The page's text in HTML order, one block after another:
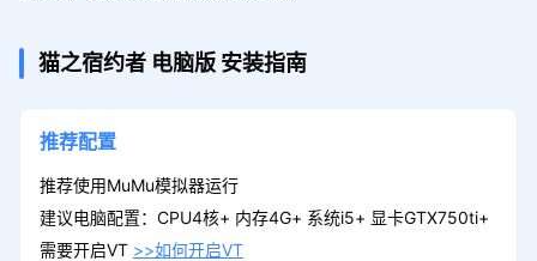
猫之宿约者 电脑版 安装指南
推荐配置
推荐使用MuMu模拟器运行
建议电脑配置：CPU4核+ 内存4G+ 系统i5+ 显卡GTX750ti+
需要开启VT >>如何开启VT